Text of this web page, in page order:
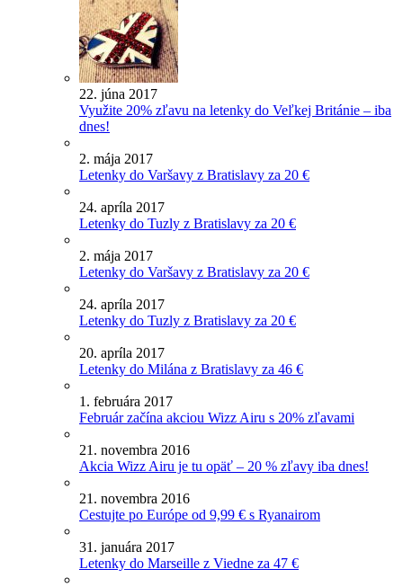
22. júna 2017
Využite 20% zľavu na letenky do Veľkej Británie – iba
dnes!
2. mája 2017
Letenky do Varšavy z Bratislavy za 20 €
24. apríla 2017
Letenky do Tuzly z Bratislavy za 20 €
2. mája 2017
Letenky do Varšavy z Bratislavy za 20 €
24. apríla 2017
Letenky do Tuzly z Bratislavy za 20 €
20. apríla 2017
Letenky do Milána z Bratislavy za 46 €
1. februára 2017
Február začína akciou Wizz Airu s 20% zľavami
21. novembra 2016
Akcia Wizz Airu je tu opäť – 20 % zľavy iba dnes!
21. novembra 2016
Cestujte po Európe od 9,99 € s Ryanairom
31. januára 2017
Letenky do Marseille z Viedne za 47 €